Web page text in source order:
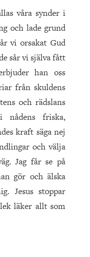
våra synder i
och lade grund
vi orsakat Gud
sår vi själva fått
han oss
från skuldens
och rädslans
friska,
kraft säga nej
och välja
Jag får se på
gör och älska
Jesus stoppar
läker allt som